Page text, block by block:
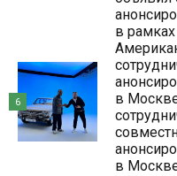
в
в
в
6